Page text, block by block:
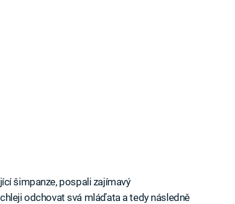
šimpanze, pospali zajímavý
odchovat svá mláďata a tedy následně